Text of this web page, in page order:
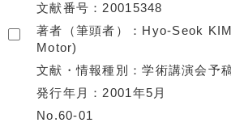
文献番号
20015348
著者（筆頭者）
Hyo-Seok KIM (Hyundai & Kia
Motor)
文献・情報種別
学術講演会予
発行年月
2001年5月
No.60-01